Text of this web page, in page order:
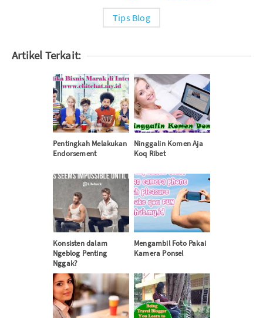
Tips Blog
Artikel Terkait:
Pentingkah Melakukan
Endorsement
Ninggalin Komen Aja
Koq Ribet
Konsisten dalam
Ngeblog Penting
Nggak?
Mengambil Foto Pakai
Kamera Ponsel